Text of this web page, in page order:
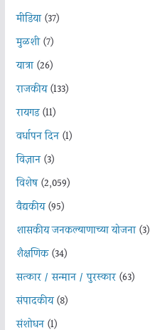
मीडिया(37)
मुळशी(7)
यात्रा(26)
राजकीय(133)
रायगड(11)
वर्धापन दिन(1)
विज्ञान(3)
विशेष(2,059)
वैद्यकीय(95)
शासकीय जनकल्याणाच्या योजना(3)
शैक्षणिक(34)
सत्कार / सन्मान / पुरस्कार(63)
संपादकीय(8)
संशोधन(1)